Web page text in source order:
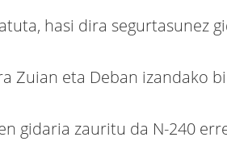
hasi dira segurtasunez
Zuian eta Deban izandako
gidaria zauritu da N-240